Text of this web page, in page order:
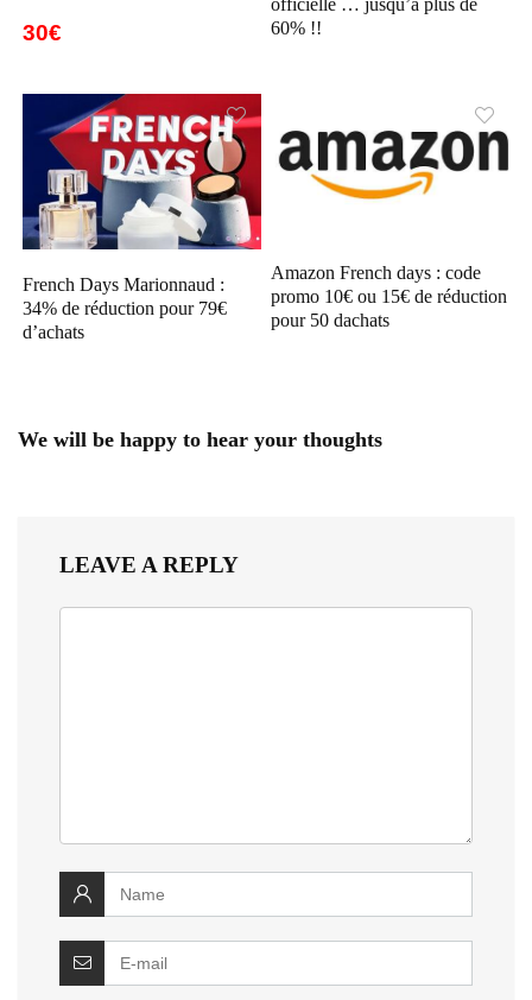
30€
60% !!
French Days Marionnaud :
34% de réduction pour 79€
d’achats
Amazon French days : code
promo 10€ ou 15€ de réduction
pour 50 dachats
We will be happy to hear your thoughts
LEAVE A REPLY